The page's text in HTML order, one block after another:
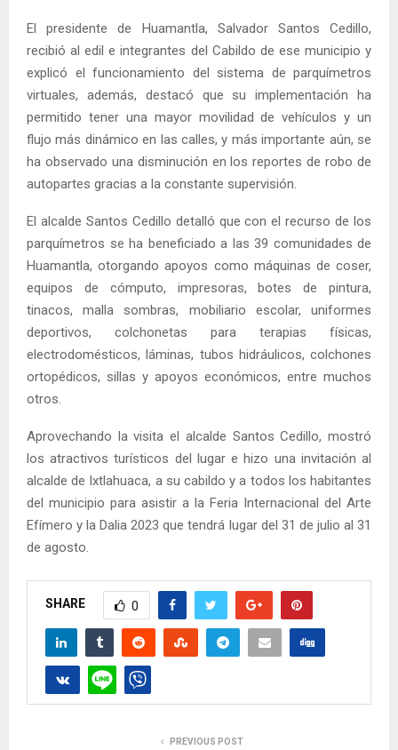
El presidente de Huamantla, Salvador Santos Cedillo,
recibió al edil e integrantes del Cabildo de ese municipio y
explicó el funcionamiento del sistema de parquímetros
virtuales, además, destacó que su implementación ha
permitido tener una mayor movilidad de vehículos y un
flujo más dinámico en las calles, y más importante aún, se
ha observado una disminución en los reportes de robo de
autopartes gracias a la constante supervisión.
El alcalde Santos Cedillo detalló que con el recurso de los
parquímetros se ha beneficiado a las 39 comunidades de
Huamantla, otorgando apoyos como máquinas de coser,
equipos de cómputo, impresoras, botes de pintura,
tinacos, malla sombras, mobiliario escolar, uniformes
deportivos, colchonetas para terapias físicas,
electrodomésticos, láminas, tubos hidráulicos, colchones
ortopédicos, sillas y apoyos económicos, entre muchos
otros.
Aprovechando la visita el alcalde Santos Cedillo, mostró
los atractivos turísticos del lugar e hizo una invitación al
alcalde de Ixtlahuaca, a su cabildo y a todos los habitantes
del municipio para asistir a la Feria Internacional del Arte
Efímero y la Dalia 2023 que tendrá lugar del 31 de julio al 31
de agosto.
SHARE 0
PREVIOUS POST